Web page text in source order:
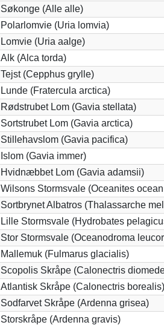
Søkonge (Alle alle)
Polarlomvie (Uria lomvia)
Lomvie (Uria aalge)
Alk (Alca torda)
Tejst (Cepphus grylle)
Lunde (Fratercula arctica)
Rødstrubet Lom (Gavia stellata)
Sortstrubet Lom (Gavia arctica)
Stillehavslom (Gavia pacifica)
Islom (Gavia immer)
Hvidnæbbet Lom (Gavia adamsii)
Wilsons Stormsvale (Oceanites
Sortbrynet Albatros (Thalassarche
Lille Stormsvale (Hydrobates
Stor Stormsvale (Oceanodroma
Mallemuk (Fulmarus glacialis)
Scopolis Skråpe (Calonectris
Atlantisk Skråpe (Calonectris borealis)
Sodfarvet Skråpe (Ardenna grisea)
Storskråpe (Ardenna gravis)